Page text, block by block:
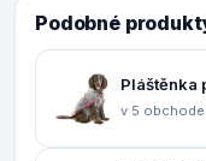
Podobné
Pláštěnka
v 5